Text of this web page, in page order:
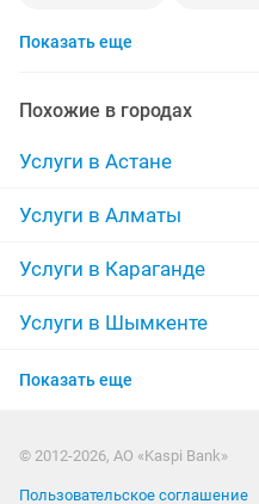
курсы маникюра
грузоперевозки
лестницы клининговая
алмазное сверление
ремонт электроплит
пластиковые откосы
Показать еще
Похожие в городах
Услуги в Астане
Услуги в Алматы
Услуги в Караганде
Услуги в Шымкенте
Услуги в Усть-
Услуги в Актау
Показать еще
© 2012-2026, АО «Kaspi Bank»
Пользовательское соглашение